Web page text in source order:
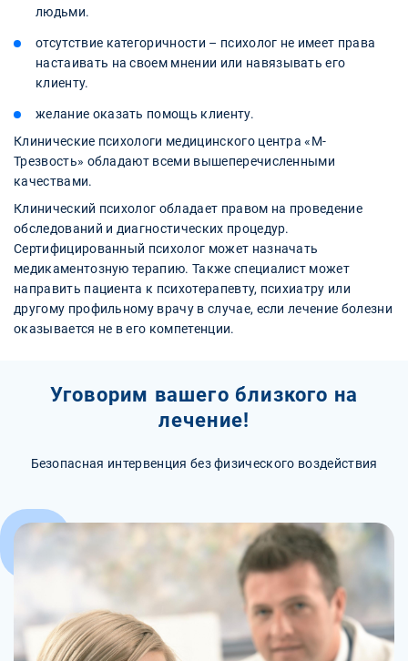
людьми.
отсутствие категоричности – психолог не имеет права
настаивать на своем мнении или навязывать его
клиенту.
желание оказать помощь клиенту.
Клинические психологи медицинского центра «М-
Трезвость» обладают всеми вышеперечисленными
качествами.
Клинический психолог обладает правом на проведение
обследований и диагностических процедур.
Сертифицированный психолог может назначать
медикаментозную терапию. Также специалист может
направить пациента к психотерапевту, психиатру или
другому профильному врачу в случае, если лечение болезни
оказывается не в его компетенции.
Уговорим вашего близкого на
лечение!
Безопасная интервенция без физического воздействия